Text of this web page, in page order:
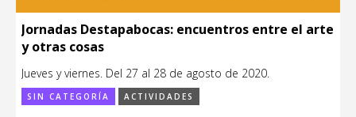
Jornadas Destapabocas: encuentros entre el arte
y otras cosas
Jueves y viernes. Del 27 al 28 de agosto de 2020.
SIN CATEGORÍA ACTIVIDADES